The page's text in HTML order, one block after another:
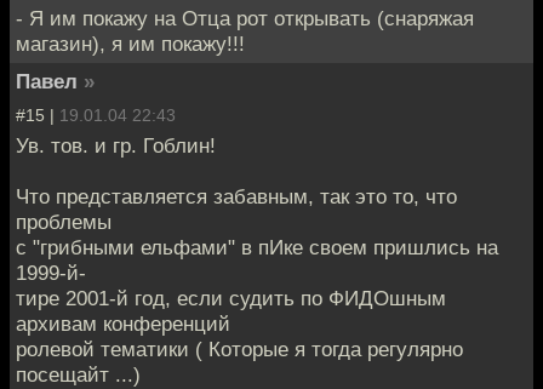
- Я им покажу на Отца рот открывать (снаряжая
магазин), я им покажу!!!
Павел »
#15 | 19.01.04 22:43
Ув. тов. и гр. Гоблин!
Что представляется забавным, так это то, что
проблемы
с "грибными ельфами" в пИке своем пришлись на
1999-й-
тире 2001-й год, если судить по ФИДОшным
архивам конференций
ролевой тематики ( Которые я тогда регулярно
посещайт ...)